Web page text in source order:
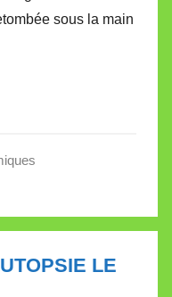
sous la main
LE